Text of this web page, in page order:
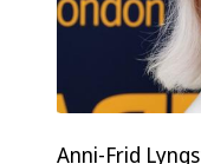
Anni-Frid